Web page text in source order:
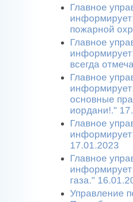
Главное
пожарной
Главное
всегда
Главное
основные
иордани!."
Главное
17.01.2023
Главное
газа."
Управление